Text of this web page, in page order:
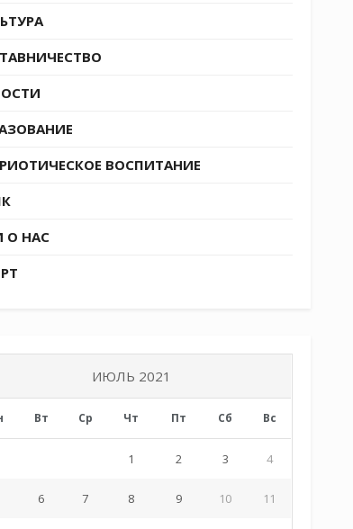
ВОСПИТАНИЕ
О НАС
ИЮЛЬ 2021
Вт Ср Чт Пт Сб Вс
1 2 3 4
6 7 8 9 10 11